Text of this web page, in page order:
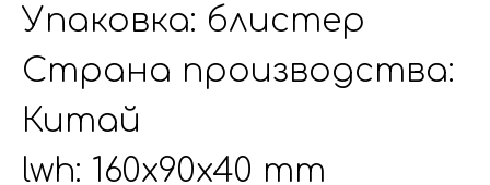
Упаковка: блистер
Страна производства:
Китай
lwh: 160x90x40 mm